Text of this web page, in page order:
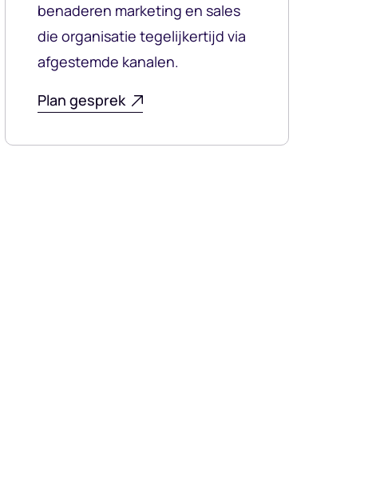
benaderen marketing en sales
die organisatie tegelijkertijd via
afgestemde kanalen.
Plan gesprek